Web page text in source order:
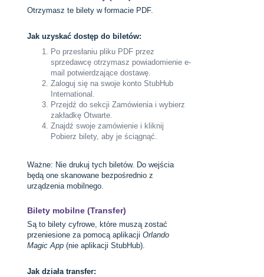
Otrzymasz te bilety w formacie PDF.
Jak uzyskać dostęp do biletów:
Po przesłaniu pliku PDF przez
sprzedawcę otrzymasz powiadomienie e-
mail potwierdzające dostawę.
Zaloguj się na swoje konto StubHub
International.
Przejdź do sekcji Zamówienia i wybierz
zakładkę Otwarte.
Znajdź swoje zamówienie i kliknij
Pobierz bilety, aby je ściągnąć.
Ważne: Nie drukuj tych biletów. Do wejścia
będą one skanowane bezpośrednio z
urządzenia mobilnego.
Bilety mobilne (Transfer)
Są to bilety cyfrowe, które muszą zostać
przeniesione za pomocą aplikacji Orlando
Magic App (nie aplikacji StubHub).
Jak działa transfer: